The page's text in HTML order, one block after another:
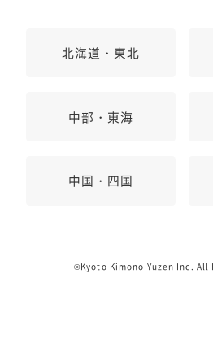
北海道・東北
中部・東海
中国・四国
©Kyoto Kimono Yuzen Inc. All